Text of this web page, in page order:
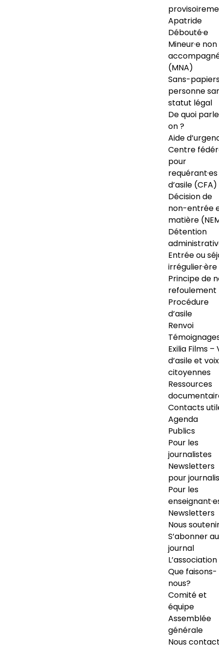
Apatride
Débouté·e
Mineur·e non
(MNA)
Sans-
personne
statut légal
De quoi
on ?
Aide
Centre
pour
requérant·es
d’asile (CFA)
Décision de
non-entrée
matière
Détention
Entrée ou
irrégulier·ère
Principe de
refoulement
Procédure
d’asile
Renvoi
Exilia Films –
d’asile et voix
citoyennes
Ressources
Contacts
Agenda
Publics
Pour les
journalistes
Newsletters
pour
Pour les
Newsletters
Nous
S’abonner au
journal
L’association
Que faisons-
nous?
Comité et
équipe
Assemblée
générale
Nous